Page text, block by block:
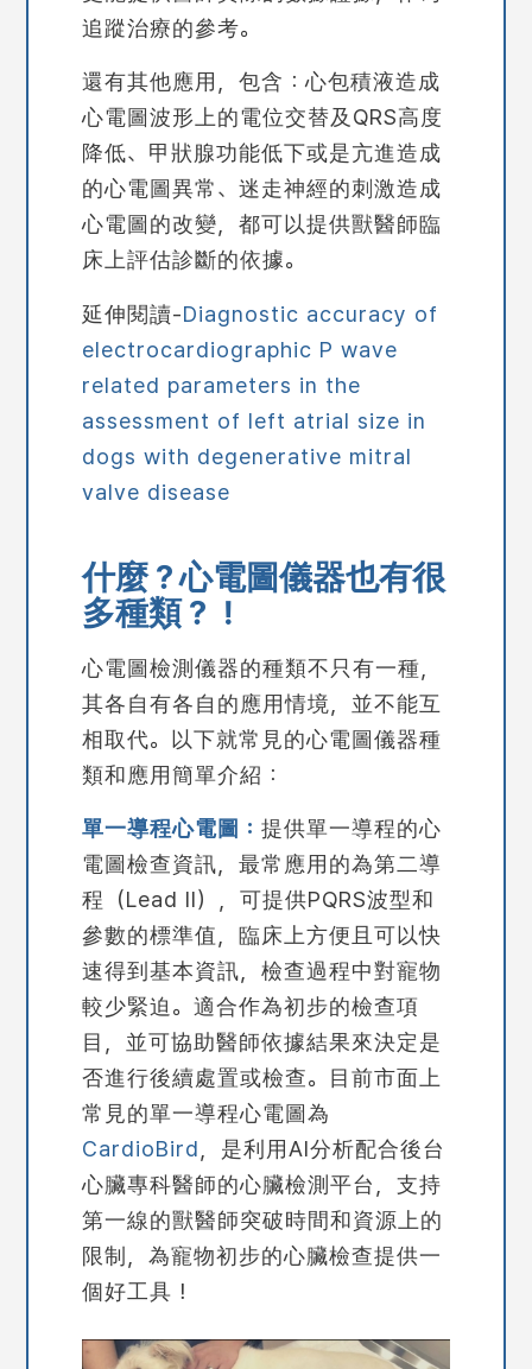
追蹤治療的參考。
還有其他應用，包含：心包積液造成
心電圖波形上的電位交替及 QRS高度
降低、甲狀腺功能低下或是亢進造成
的心電圖異常、迷走神經的刺激造成
心電圖的改變，都可以提供獸醫師臨
床上評估診斷的依據。
延伸閱讀-Diagnostic accuracy of
electrocardiographic P wave
related parameters in the
assessment of left atrial size in
dogs with degenerative mitral
valve disease
什麼？心電圖儀器也有很
多種類？！
心電圖檢測儀器的種類不只有一種，
其各自有各自的應用情境，並不能互
相取代。以下就常見的心電圖儀器種
類和應用簡單介紹：
單一導程心電圖：提供單一導程的心
電圖檢查資訊，最常應用的為第二導
程（Lead II）
，可提供PQRS波型和
參數的標準值，臨床上方便且可以快
速得到基本資訊，檢查過程中對寵物
較少緊迫。適合作為初步的檢查項
目，並可協助醫師依據結果來決定是
否進行後續處置或檢查。目前市面上
常見的單一導程心電圖為
CardioBird ，是利用AI分析配合後台
心臟專科醫師的心臟檢測平台，支持
第一線的獸醫師突破時間和資源上的
限制，為寵物初步的心臟檢查提供一
個好工具！